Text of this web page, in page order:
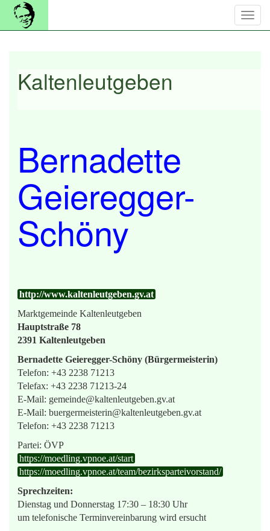
Kaltenleutgeben
Bernadette
Geieregger-
Schöny
http://www.kaltenleutgeben.gv.at
Marktgemeinde Kaltenleutgeben
Hauptstraße 78
2391 Kaltenleutgeben
Bernadette Geieregger-Schöny (Bürgermeisterin)
Telefon: +43 2238 71213
Telefax: +43 2238 71213-24
E-Mail: gemeinde@kaltenleutgeben.gv.at
E-Mail: buergermeisterin@kaltenleutgeben.gv.at
Telefon: +43 2238 71213
Partei: ÖVP
https://moedling.vpnoe.at/start
https://moedling.vpnoe.at/team/bezirksparteivorstand/
Sprechzeiten:
Dienstag und Donnerstag 17:30 – 18:30 Uhr
um telefonische Terminvereinbarung wird ersucht